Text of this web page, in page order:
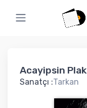
Acayipsin Plak
Sanatçı :Tarkan